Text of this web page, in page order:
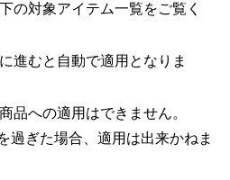
の対象アイテム一覧をご覧く
進むと自動で適用となりま
品への適用はできません。
過ぎた場合、適用は出来かねま